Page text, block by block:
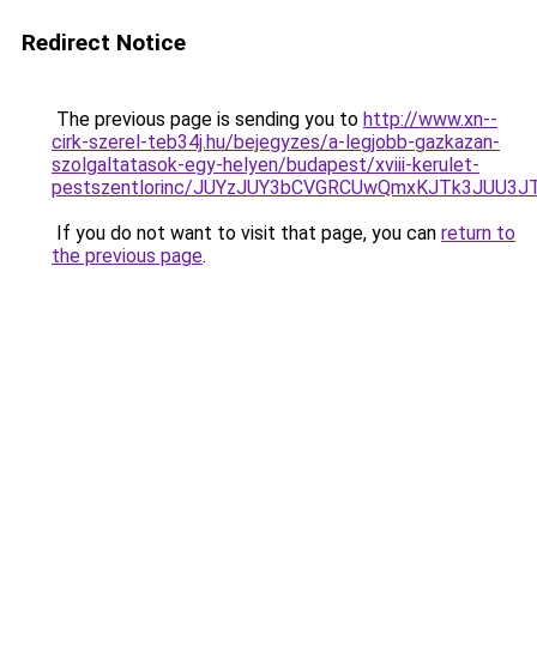
Redirect Notice
The previous page is sending you to http://www.xn--
cirk-szerel-teb34j.hu/bejegyzes/a-legjobb-gazkazan-
szolgaltatasok-egy-helyen/budapest/xviii-kerulet-
pestszentlorinc/
If you do not want to visit that page, you can return to
the previous page.